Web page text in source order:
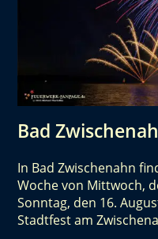
Bad
In Bad Zwischenahn
Woche von Mittwoch,
Sonntag, den 16.
Stadtfest am